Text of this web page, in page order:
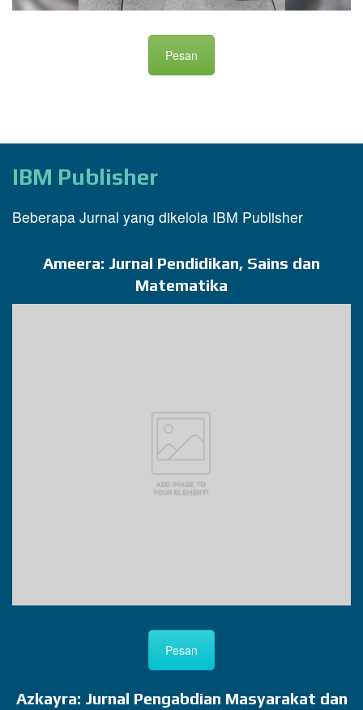
Pesan
IBM Publisher
Beberapa Jurnal yang dikelola IBM Publisher
Ameera: Jurnal Pendidikan, Sains dan
Matematika
Pesan
Azkayra: Jurnal Pengabdian Masyarakat dan